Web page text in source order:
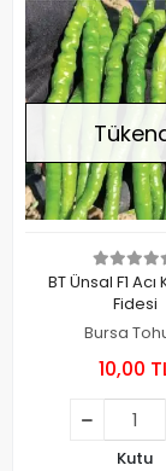
BT Ünsal F1 Acı
Fidesi
Bursa
10,00
Kutu